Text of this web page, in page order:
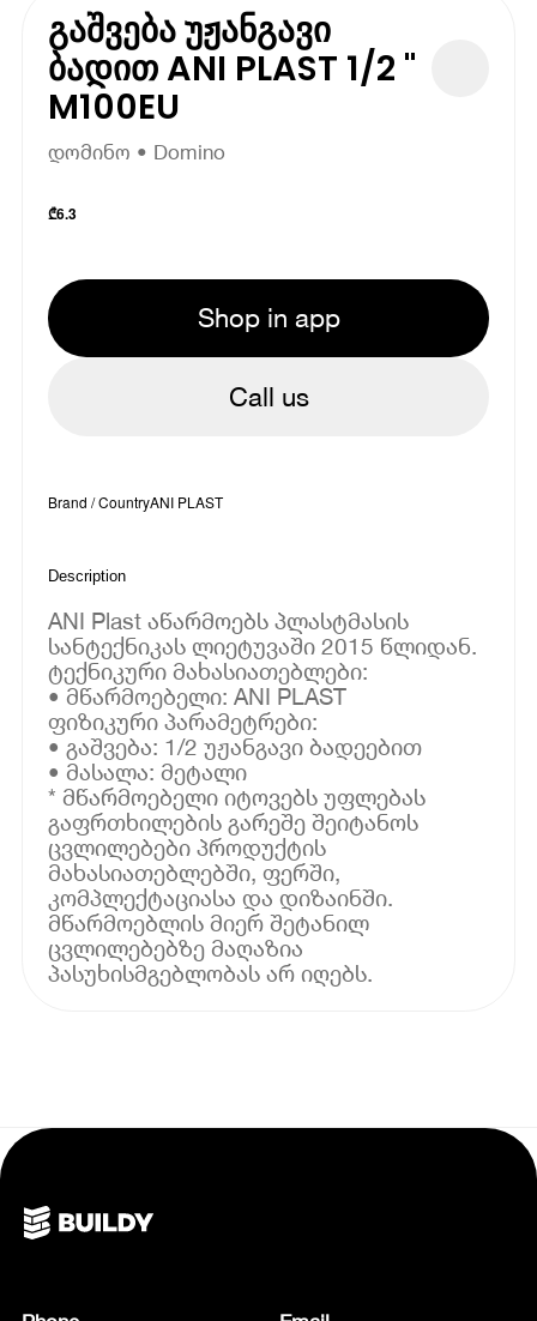
გაშვება უჟანგავი
ბადით ANI PLAST 1/2 "
M100EU
დომინო • Domino
₾6.3
Shop in app
Call us
Brand / CountryANI PLAST
Description
ANI Plast აწარმოებს პლასტმასის
სანტექნიკას ლიეტუვაში 2015 წლიდან.
ტექნიკური მახასიათებლები:
• მწარმოებელი: ANI PLAST
ფიზიკური პარამეტრები:
• გაშვება: 1/2 უჟანგავი ბადეებით
• მასალა: მეტალი
* მწარმოებელი იტოვებს უფლებას
გაფრთხილების გარეშე შეიტანოს
ცვლილებები პროდუქტის
მახასიათებლებში, ფერში,
კომპლექტაციასა და დიზაინში.
მწარმოებლის მიერ შეტანილ
ცვლილებებზე მაღაზია
პასუხისმგებლობას არ იღებს.